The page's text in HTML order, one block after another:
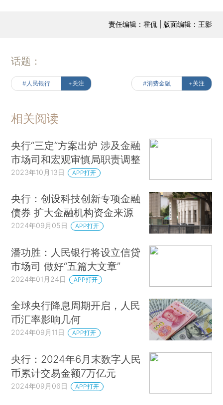
责任编辑：霍侃 | 版面编辑：王影
话题：
#人民银行 +关注 #消费金融 +关注
相关阅读
央行“三定”方案出炉 涉及金融
市场司和宏观审慎局职责调整
2023年10月13日 APP打开
央行：创设科技创新专项金融
债券 扩大金融机构资金来源
2024年09月05日 APP打开
潘功胜：人民银行将设立信贷
市场司 做好“五篇大文章”
2024年01月24日 APP打开
全球央行降息周期开启，人民
币汇率影响几何
2024年09月11日 APP打开
央行：2024年6月末数字人民
币累计交易金额7万亿元
2024年09月06日 APP打开